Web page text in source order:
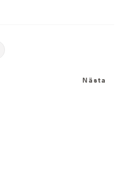
Nästa